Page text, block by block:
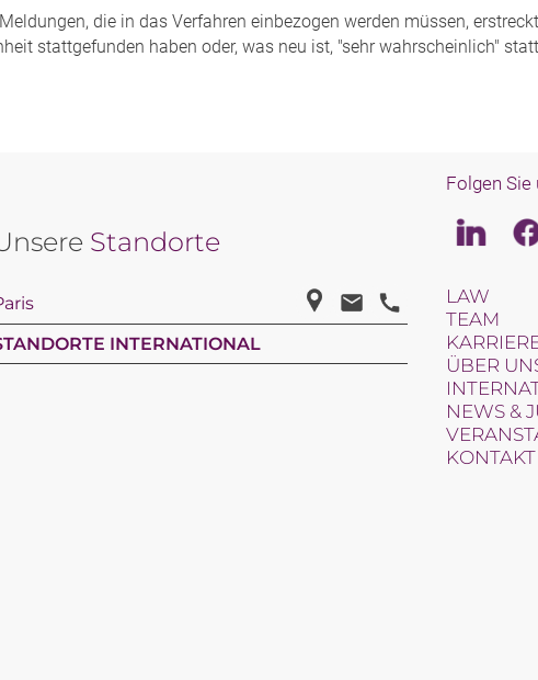
die in das Verfahren einbezogen werden müssen,
stattgefunden haben oder, was neu ist, "sehr wahrscheinlich"
Standorte
INTERNATIONAL
Folgen Sie
Linkedin
LAW
TEAM
ÜBER
NEWS &
KONTAKT